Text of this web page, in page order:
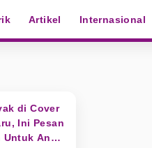
Artikel Internasional
di Cover
Ini Pesan
Untuk Anak